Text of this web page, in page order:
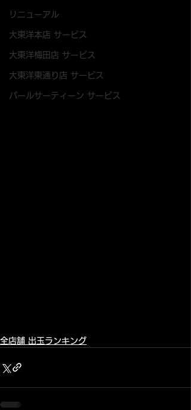
リニューアル
大東洋本店 サービス
大東洋梅田店 サービス
大東洋東通り店 サービス
パールサーティーン サービス
全店舗 出玉ランキング